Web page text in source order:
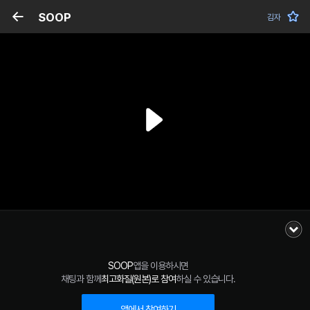
SOOP 김자
SOOP앱을 이용하시면
채팅과 함께최고화질(원본)로 참여하실 수 있습니다.